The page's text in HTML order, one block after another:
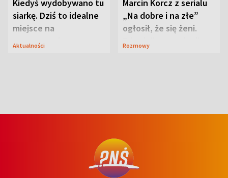
Kiedyś wydobywano tu
siarkę. Dziś to idealne
miejsce na
wypoczynek
Aktualności
Marcin Korcz z serialu
„Na dobre i na złe”
ogłosił, że się żeni.
Zdradził, co zmienił
Rozmowy